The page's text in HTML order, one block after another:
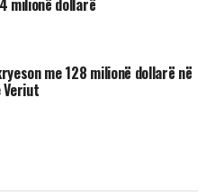
milionë dollarë
me 128 milionë dollarë në
Veriut